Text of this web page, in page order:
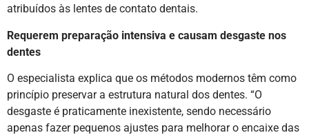
atribuídos às lentes de contato dentais.
Requerem preparação intensiva e causam desgaste nos
dentes
O especialista explica que os métodos modernos têm como
princípio preservar a estrutura natural dos dentes. “O
desgaste é praticamente inexistente, sendo necessário
apenas fazer pequenos ajustes para melhorar o encaixe das